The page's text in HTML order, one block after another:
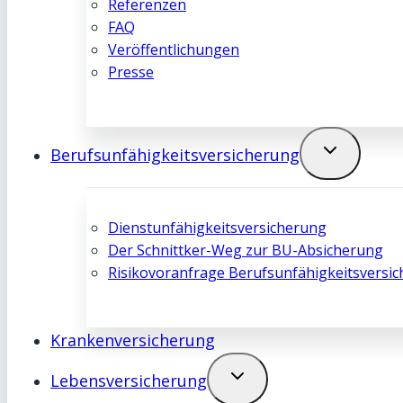
Referenzen
FAQ
Veröffentlichungen
Presse
Berufsunfähigkeits­­versicherung
Dienstunfähigkeits­­versicherung
Der Schnittker-Weg zur BU-Absicherung
Risikovoranfrage
Kranken­­versicherung
Lebens­­versicherung